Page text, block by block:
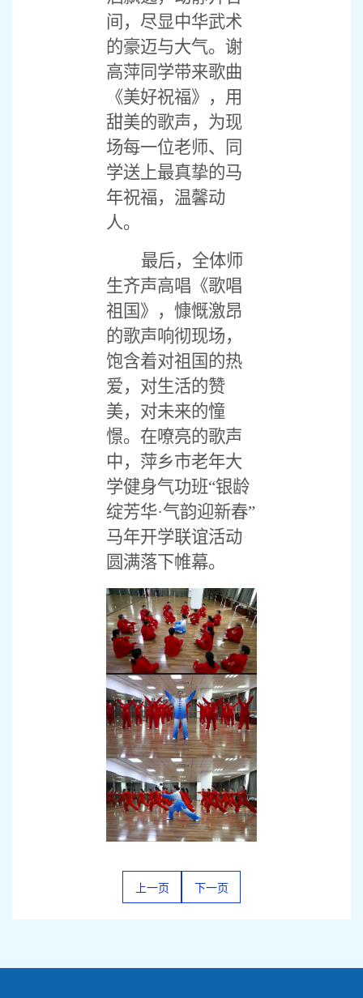
间，尽显中华武术
的豪迈与大气。谢
高萍同学带来歌曲
《美好祝福》，用
甜美的歌声，为现
场每一位老师、同
学送上最真挚的马
年祝福，温馨动
人。
最后，全体师
生齐声高唱《歌唱
祖国》，慷慨激昂
的歌声响彻现场，
饱含着对祖国的热
爱，对生活的赞
美，对未来的憧
憬。在嘹亮的歌声
中，萍乡市老年大
学健身气功班“银龄
绽芳华·气韵迎新春”
马年开学联谊活动
圆满落下帷幕。
上一页 下一页